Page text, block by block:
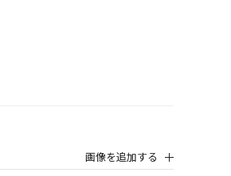
画像を追加する